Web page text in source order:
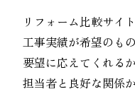
リフォーム比較サイ
工事実績が希望のも
要望に応えてくれるか
担当者と良好な関係か